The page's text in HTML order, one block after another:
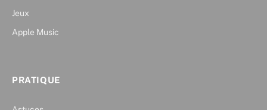
Jeux
Apple Music
PRATIQUE